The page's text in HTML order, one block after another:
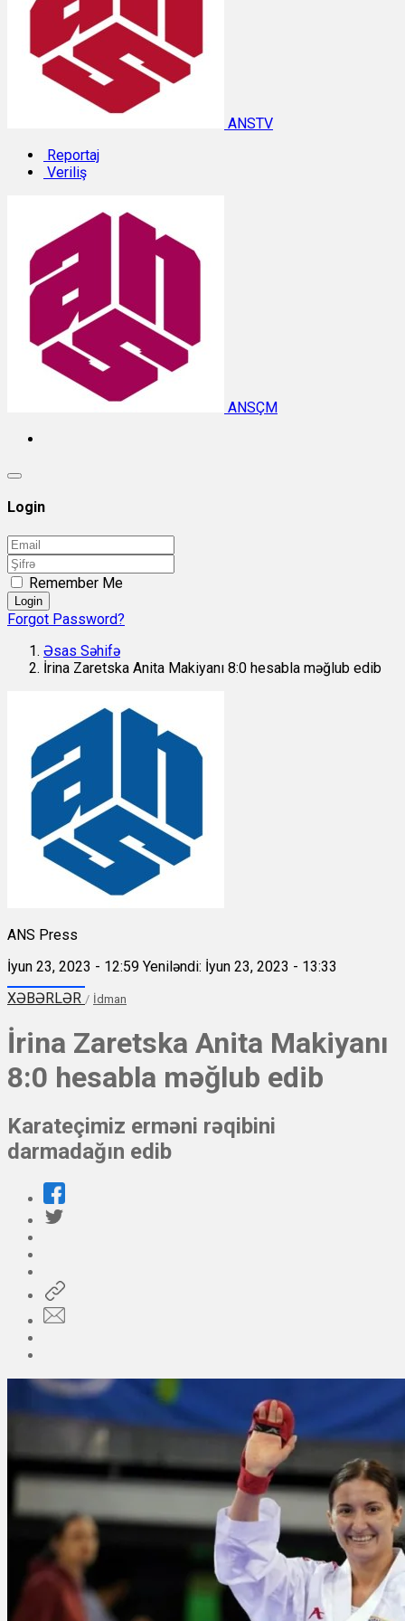
ANSTV
Reportaj
Veriliş
ANSÇM
Login
Remember Me
Login
Forgot Password?
Əsas Səhifə
İrina Zaretska Anita Makiyanı 8:0 hesabla məğlub edib
ANS Press
İyun 23, 2023 - 12:59 Yeniləndi: İyun 23, 2023 - 13:33
XƏBƏRLƏR / İdman
İrina Zaretska Anita Makiyanı
8:0 hesabla məğlub edib
Karateçimiz erməni rəqibini
darmadağın edib